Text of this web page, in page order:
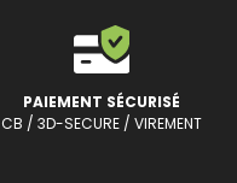
PAIEMENT SÉCURISÉ
CB / 3D-SECURE / VIREMENT